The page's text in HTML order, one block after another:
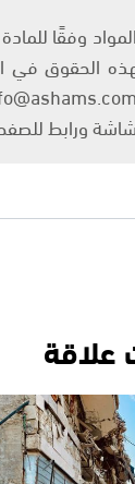
الحقوق في
ورابط
علاقة